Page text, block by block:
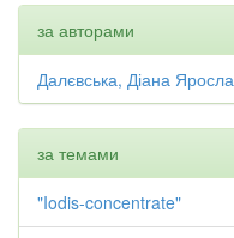
за авторами
Далєвська, Діана
за темами
"Iodis-concentrate"